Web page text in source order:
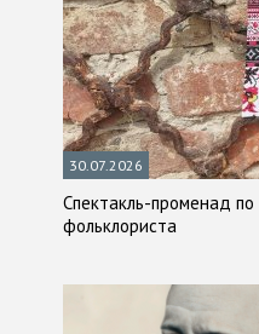
30.07.2026
Спектакль-променад
фольклориста